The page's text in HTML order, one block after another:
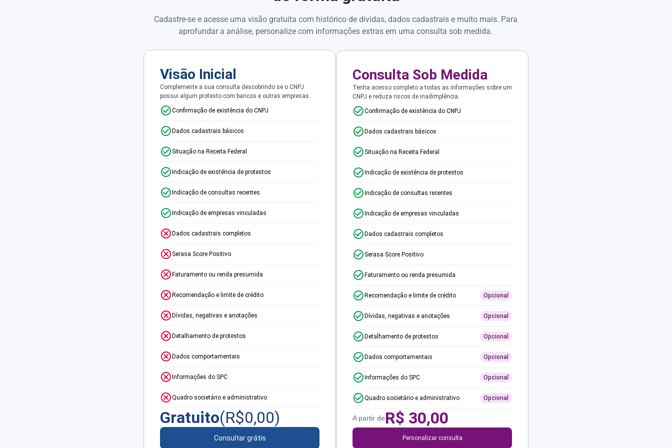
Cadastre-se e acesse uma visão gratuita com histórico de dívidas, dados cadastrais e muito mais. Para
aprofundar a análise, personalize com informações extras em uma consulta sob medida.
Visão Inicial
Complemente a sua consulta descobrindo se o CNPJ
possui algum protesto com bancos e outras empresas.
Confirmação de existência do CNPJ
Dados cadastrais básicos
Situação na Receita Federal
Indicação de existência de protestos
Indicação de consultas recentes
Indicação de empresas vinculadas
Dados cadastrais completos
Serasa Score Positivo
Faturamento ou renda presumida
Recomendação e limite de crédito
Dívidas, negativas e anotações
Detalhamento de protestos
Dados comportamentais
Informações do SPC
Quadro societário e administrativo
Gratuito(R$0,00)
Consultar grátis
Consulta Sob Medida
Tenha acesso completo a todas as informações sobre um
CNPJ e reduza riscos de inadimplência.
Confirmação de existência do CNPJ
Dados cadastrais básicos
Situação na Receita Federal
Indicação de existência de protestos
Indicação de consultas recentes
Indicação de empresas vinculadas
Dados cadastrais completos
Serasa Score Positivo
Faturamento ou renda presumida
Recomendação e limite de crédito Opcional
Dívidas, negativas e anotações Opcional
Detalhamento de protestos Opcional
Dados comportamentais Opcional
Informações do SPC Opcional
Quadro societário e administrativo Opcional
A partir deR$ 30,00
Personalizar consulta